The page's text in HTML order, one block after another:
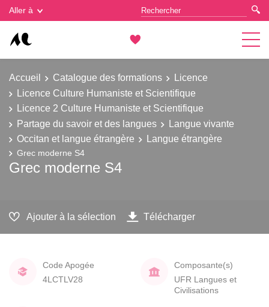
Aller à
Accueil Catalogue des formations
Licence
Licence Culture Humaniste et Scientifique
Licence 2 Culture Humaniste et Scientifique
Partage du savoir et des langues
Langue vivante
Occitan et langue étrangère
Langue étrangère
Grec moderne S4
Grec moderne S4
Ajouter à la sélection Télécharger
Code Apogée
4LCTLV28
Composante(s)
UFR Langues et
Civilisations
Gestion des cookies